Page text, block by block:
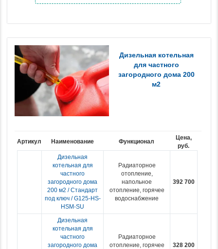
Дизельная котельная
для частного
загородного дома 200
м2
Артикул Наименование Функционал
Цена,
руб.
Дизельная
котельная для
частного
загородного дома
200 м2 / Стандарт
под ключ / G125-HS-
HSM-SU
Радиаторное
отопление,
напольное
отопление, горячее
водоснабжение
392 700
Дизельная
котельная для
частного
загородного дома
Радиаторное
отопление, горячее
328 200